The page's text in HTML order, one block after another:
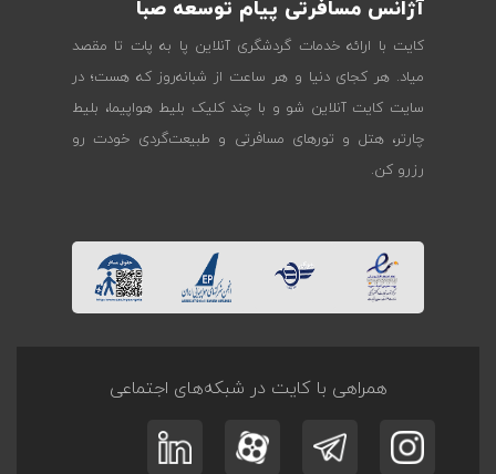
آژانس مسافرتی پیام توسعه صبا
کایت با ارائه خدمات گردشگری آنلاین پا به پات تا مقصد
میاد. هر کجای دنیا و هر ساعت از شبانه‌روز که هست؛ در
سایت کایت آنلاین شو و با چند کلیک بلیط هواپیما، بلیط
چارتر، هتل و تورهای مسافرتی و طبیعت‌گردی خودت رو
رزرو کن.
همراهی با کایت در شبکه‌های اجتماعی